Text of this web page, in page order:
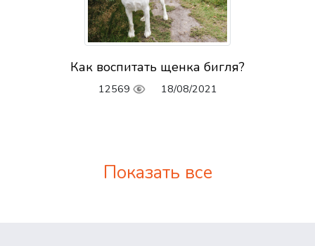
Как воспитать щенка бигля?
12569 18/08/2021
Показать все